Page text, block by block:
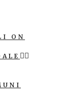
ON